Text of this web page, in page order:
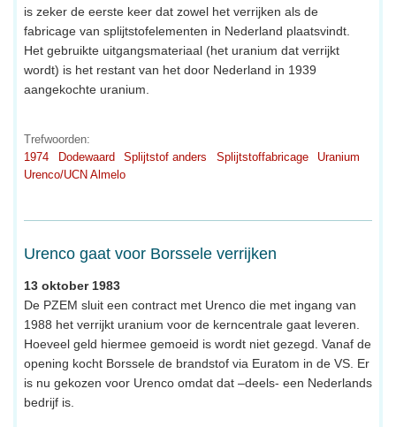
is zeker de eerste keer dat zowel het verrijken als de
fabricage van splijtstofelementen in Nederland plaatsvindt.
Het gebruikte uitgangsmateriaal (het uranium dat verrijkt
wordt) is het restant van het door Nederland in 1939
aangekochte uranium.
Trefwoorden:
1974
Dodewaard Splijtstof anders Splijtstoffabricage
Uranium
Urenco/UCN Almelo
Urenco gaat voor Borssele verrijken
13 oktober 1983
De PZEM sluit een contract met Urenco die met ingang van
1988 het verrijkt uranium voor de kerncentrale gaat leveren.
Hoeveel geld hiermee gemoeid is wordt niet gezegd. Vanaf de
opening kocht Borssele de brandstof via Euratom in de VS. Er
is nu gekozen voor Urenco omdat dat –deels- een Nederlands
bedrijf is.